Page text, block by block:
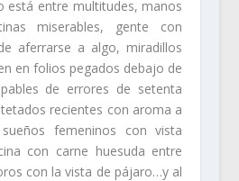
está entre multitudes, manos
miserables, gente con
aferrarse a algo, miradillos
en folios pegados debajo de
de errores de setenta
recientes con aroma a
femeninos con vista
con carne huesuda entre
con la vista de pájaro…y al